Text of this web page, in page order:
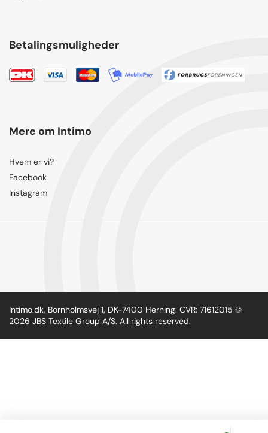
Betalingsmuligheder
Mere om Intimo
Hvem er vi?
Facebook
Instagram
Intimo.dk, Bornholmsvej 1, DK-7400 Herning. CVR: 71612015 ©
2026 JBS Textile Group A/S. All rights reserved.